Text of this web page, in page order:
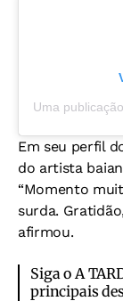
Em seu perfil
do artista
“Momento
surda.
afirmou.
Siga o A
principais